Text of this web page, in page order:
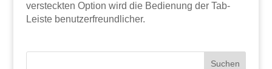
versteckten Option wird die Bedienung der Tab-
Leiste benutzerfreundlicher.